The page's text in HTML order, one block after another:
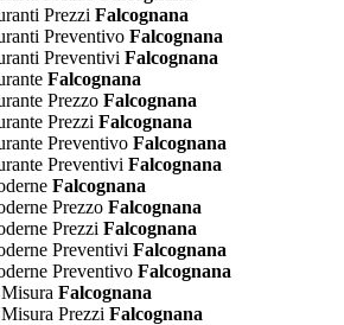
Prezzi Falcognana
Preventivo Falcognana
Preventivi Falcognana
Falcognana
Prezzo Falcognana
Prezzi Falcognana
Preventivo Falcognana
Preventivi Falcognana
Falcognana
Prezzo Falcognana
Prezzi Falcognana
Preventivi Falcognana
Preventivo Falcognana
Falcognana
Prezzi Falcognana